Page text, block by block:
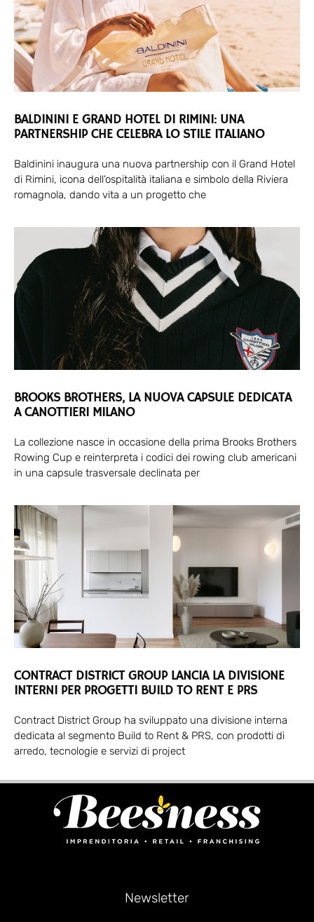
BALDININI E GRAND HOTEL DI RIMINI: UNA
PARTNERSHIP CHE CELEBRA LO STILE ITALIANO
Baldinini inaugura una nuova partnership con il Grand Hotel
di Rimini, icona dell’ospitalità italiana e simbolo della Riviera
romagnola, dando vita a un progetto che
BROOKS BROTHERS, LA NUOVA CAPSULE DEDICATA
A CANOTTIERI MILANO
La collezione nasce in occasione della prima Brooks Brothers
Rowing Cup e reinterpreta i codici dei rowing club americani
in una capsule trasversale declinata per
CONTRACT DISTRICT GROUP LANCIA LA DIVISIONE
INTERNI PER PROGETTI BUILD TO RENT E PRS
Contract District Group ha sviluppato una divisione interna
dedicata al segmento Build to Rent & PRS, con prodotti di
arredo, tecnologie e servizi di project
Newsletter